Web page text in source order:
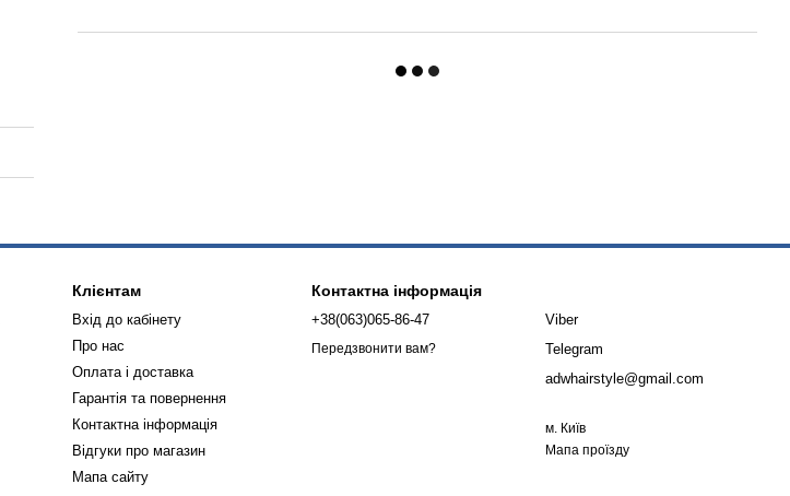
Клієнтам
Вхід до кабінету
Про нас
Оплата і доставка
Гарантія та повернення
Контактна інформація
Відгуки про магазин
Мапа сайту
Контактна інформація
+38(063)065-86-47
Передзвонити вам?
Viber
Telegram
adwhairstyle@gmail.com
м. Київ
Мапа проїзду